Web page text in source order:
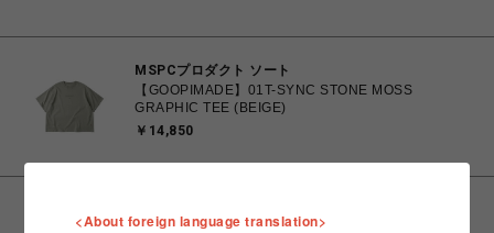
MSPCプロダクト ソート
【GOOPIMADE】01T-SYNC STONE MOSS
GRAPHIC TEE (BEIGE)
￥14,850
レースドッキングワイドパンツ
<About foreign language translation>